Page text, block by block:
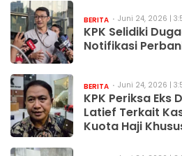
BERITA Juni 24, 2026 |
KPK Selidiki
Notifikasi
BERITA Juni 24, 2026 |
KPK Periksa Eks
Latief Terkait
Kuota Haji